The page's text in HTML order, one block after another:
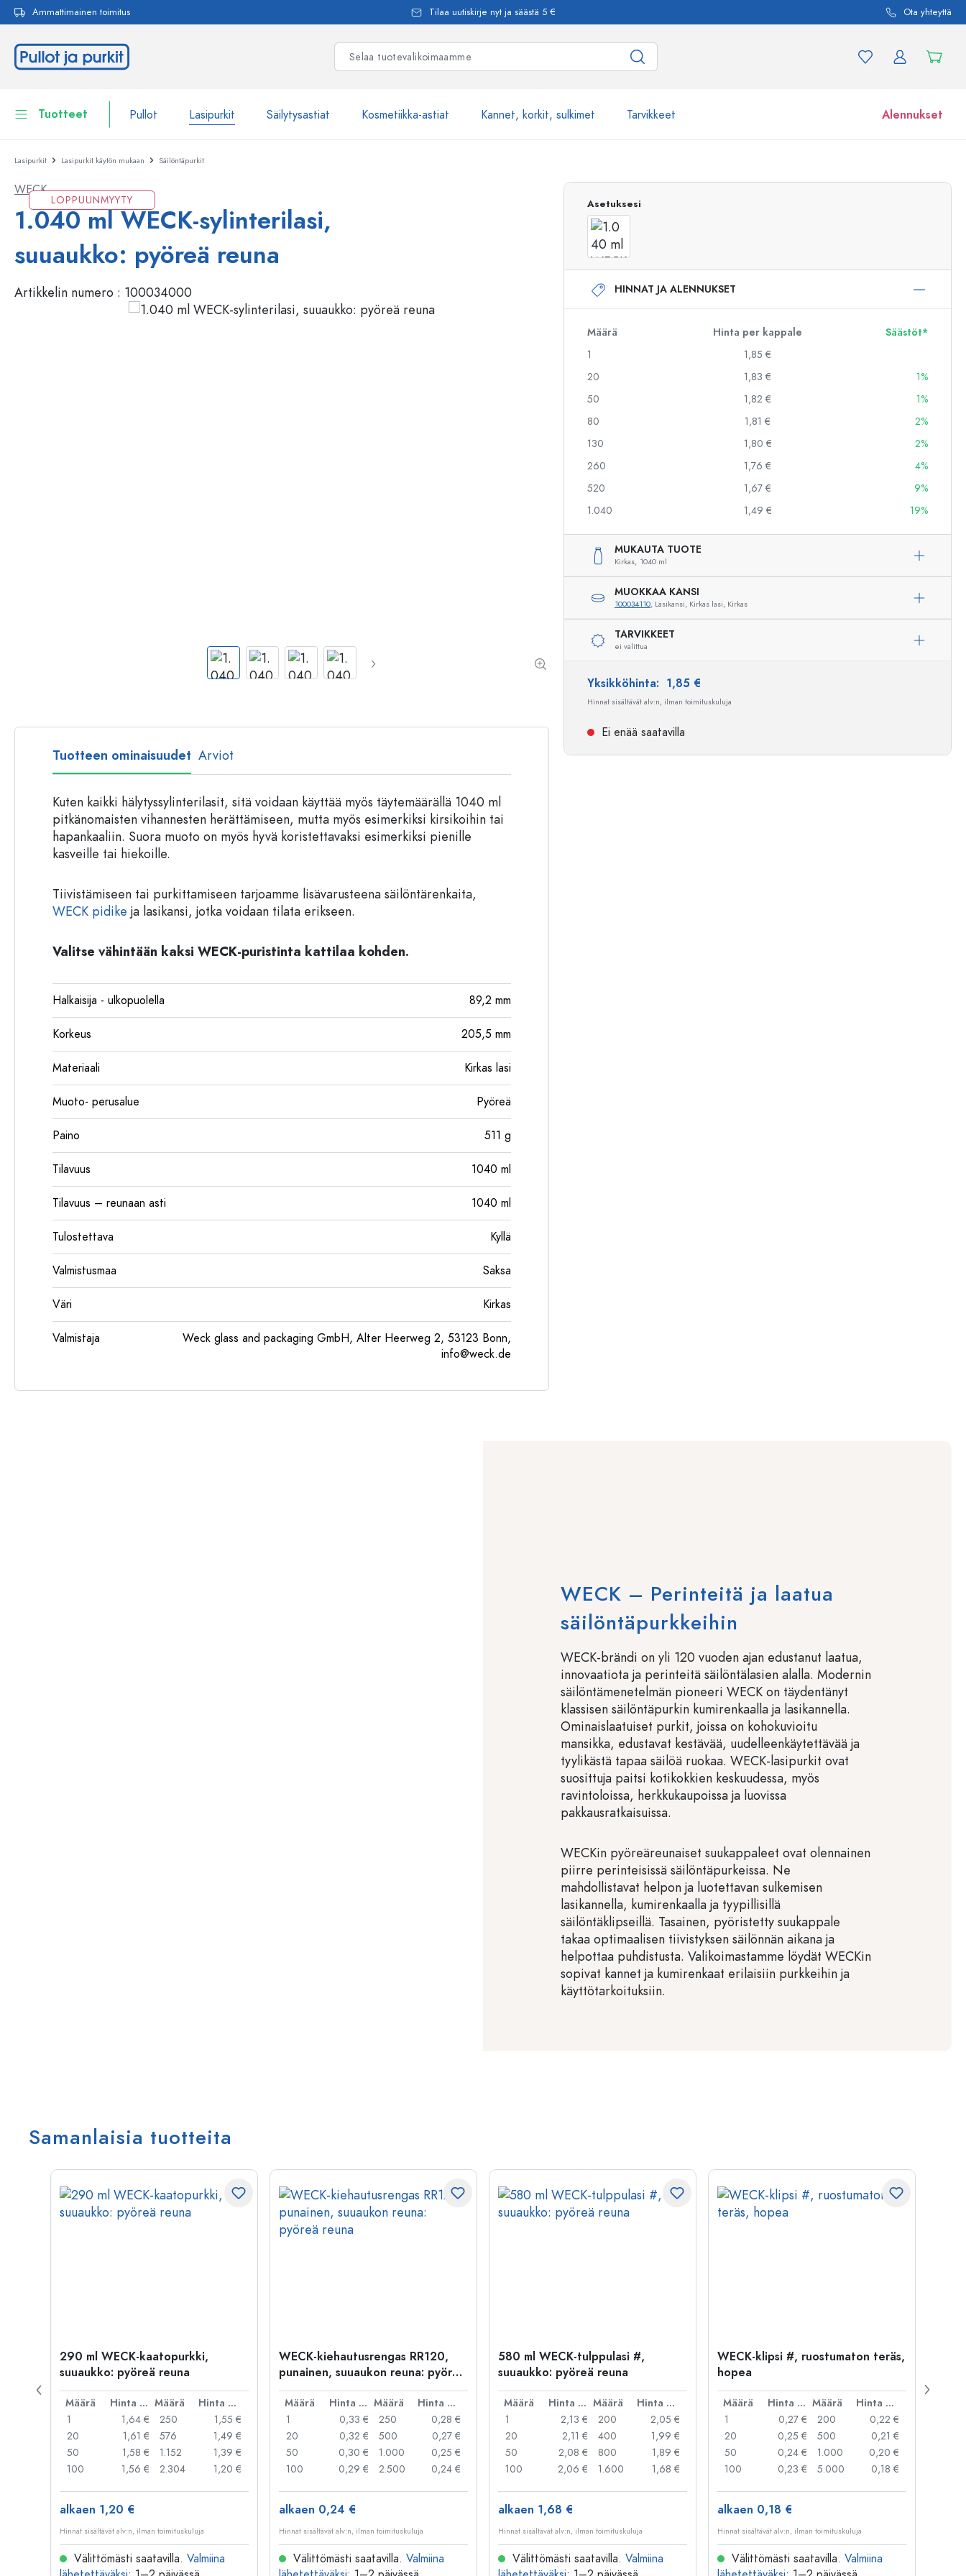
Siirry päänavigointiin
Ammattimainen toimitus Tilaa uutiskirje nyt ja säästä 5 € Ota yhteyttä
Tuotteet Pullot Lasipurkit Säilytysastiat Kosmetiikka-astiat Kannet, korkit, sulkimet Tarvikkeet Alennukset
Pullot
Lasipurkit
Säilytysastiat
Astiat
Kosmetiikka-astiat
Näytä kaikki Pullot
Pullot tuotemerkin mukaan
WECK-Lasipullot
Patenttikorkkipullot
Spraypullot
Airless-pumppupullot
Roll-on-pullot
Puristuspullot
Säilytyspullot
Ginipullot
Joulupullot
Koristeelliset pullot
Käymisastiat
Muovipullot
Lasipurkit
Lasipurkit Lasipurkit käytön mukaan Säilöntäpurkit
WECK
1.040 ml WECK-sylinterilasi,
suuaukko: pyöreä reuna
Artikkelin numero : 100034000
LOPPUUNMYYTY Asetuksesi
HINNAT JA ALENNUKSET
Määrä Hinta per kappale
Säästöt*
1
1,85 €
20
1,83 €
1%
50
1,82 €
1%
80
1,81 €
2%
130
1,80 €
2%
260
1,76 €
4%
520
1,67 €
9%
1.040
1,49 € 19%
MUKAUTA TUOTE
Kirkas, 1040 ml
MUOKKAA KANSI
100034110, Lasikansi, Kirkas lasi, Kirkas
TARVIKKEET
ei valittua
Yksikköhinta: 1,85 €
Hinnat sisältävät alv:n, ilman toimituskuluja
Ei enää saatavilla
Tuotteen ominaisuudet Arviot
Kuten kaikki hälytyssylinterilasit, sitä voidaan käyttää myös täytemäärällä 1040 ml
pitkänomaisten vihannesten herättämiseen, mutta myös esimerkiksi kirsikoihin tai
hapankaaliin. Suora muoto on myös hyvä koristettavaksi esimerkiksi pienille
kasveille tai hiekoille.
Tiivistämiseen tai purkittamiseen tarjoamme lisävarusteena säilöntärenkaita,
WECK pidike ja lasikansi, jotka voidaan tilata erikseen.
Valitse vähintään kaksi WECK-puristinta kattilaa kohden.
Halkaisija - ulkopuolella 89,2 mm
Korkeus 205,5 mm
Materiaali Kirkas lasi
Muoto- perusalue Pyöreä
Paino 511 g
Tilavuus 1040 ml
Tilavuus – reunaan asti 1040 ml
Tulostettava Kyllä
Valmistusmaa Saksa
Väri Kirkas
Valmistaja
Weck glass and packaging GmbH, Alter Heerweg 2, 53123 Bonn,
info@weck.de
WECK – Perinteitä ja laatua
säilöntäpurkkeihin
WECK-brändi on yli 120 vuoden ajan edustanut laatua,
innovaatiota ja perinteitä säilöntälasien alalla. Modernin
säilöntämenetelmän pioneeri WECK on täydentänyt
klassisen säilöntäpurkin kumirenkaalla ja lasikannella.
Ominaislaatuiset purkit, joissa on kohokuvioitu
mansikka, edustavat kestävää, uudelleenkäytettävää ja
tyylikästä tapaa säilöä ruokaa. WECK-lasipurkit ovat
suosittuja paitsi kotikokkien keskuudessa, myös
ravintoloissa, herkkukaupoissa ja luovissa
pakkausratkaisuissa.
WECKin pyöreäreunaiset suukappaleet ovat olennainen
piirre perinteisissä säilöntäpurkeissa. Ne
mahdollistavat helpon ja luotettavan sulkemisen
lasikannella, kumirenkaalla ja tyypillisillä
säilöntäklipseillä. Tasainen, pyöristetty suukappale
takaa optimaalisen tiivistyksen säilönnän aikana ja
helpottaa puhdistusta. Valikoimastamme löydät WECKin
sopivat kannet ja kumirenkaat erilaisiin purkkeihin ja
käyttötarkoituksiin.
Samanlaisia tuotteita
290 ml WECK-kaatopurkki,
suuaukko: pyöreä reuna
Määrä Hinta per kpl Määrä
Hinta per kpl
1
1,64 €
20
1,61 €
50
1,58 €
100
1,56 €
250
1,55 €
576
1,49 €
1.152
1,39 €
2.304
1,20 €
alkaen 1,20 €
Hinnat sisältävät alv:n, ilman toimituskuluja
Välittömästi saatavilla. Valmiina
WECK-kiehautusrengas RR120,
punainen, suuaukon reuna: pyöreä
reuna
Määrä Hinta per kpl Määrä
Hinta per kpl
1
0,33 €
20
0,32 €
50
0,30 €
100
0,29 €
250
0,28 €
500
0,27 €
1.000
0,25 €
2.500
0,24 €
alkaen 0,24 €
Hinnat sisältävät alv:n, ilman toimituskuluja
Välittömästi saatavilla. Valmiina
580 ml WECK-tulppulasi #,
suuaukko: pyöreä reuna
Määrä Hinta per kpl Määrä
Hinta per kpl
1
2,13 €
20
2,11 €
50
2,08 €
100
2,06 €
200
2,05 €
400
1,99 €
800
1,89 €
1.600
1,68 €
alkaen 1,68 €
Hinnat sisältävät alv:n, ilman toimituskuluja
Välittömästi saatavilla. Valmiina
WECK-klipsi #, ruostumaton teräs,
hopea
Määrä Hinta per kpl Määrä
Hinta per kpl
1
0,27 €
20
0,25 €
50
0,24 €
100
0,23 €
200
0,22 €
500
0,21 €
1.000
0,20 €
5.000
0,18 €
alkaen 0,18 €
Hinnat sisältävät alv:n, ilman toimituskuluja
Välittömästi saatavilla. Valmiina